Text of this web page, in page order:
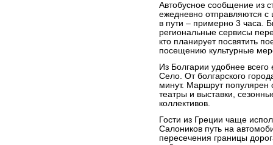
Автобусное сообщение из
ежедневно отправляются с
в пути – примерно 3 часа.
региональные сервисы
кто планирует посвятить
посещению культурные
Из Болгарии удобнее
Село. От болгарского
минут. Маршрут популярен
театры и выставки,
коллективов.
Гости из Греции чаще
Салоников путь на
пересечения границы